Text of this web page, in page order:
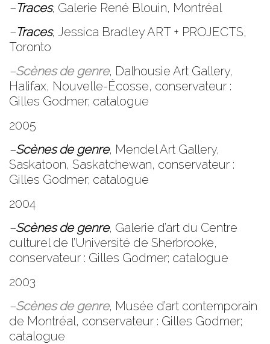
–Traces, Galerie René Blouin, Montréal
–Traces, Jessica Bradley ART + PROJECTS,
Toronto
–Scènes de genre, Dalhousie Art Gallery,
Halifax, Nouvelle-Écosse, conservateur :
Gilles Godmer; catalogue
2005
–Scènes de genre, Mendel Art Gallery,
Saskatoon, Saskatchewan, conservateur :
Gilles Godmer; catalogue
2004
–Scènes de genre, Galerie d’art du Centre
culturel de l’Université de Sherbrooke,
conservateur : Gilles Godmer; catalogue
2003
–Scènes de genre, Musée d’art contemporain
de Montréal, conservateur : Gilles Godmer;
catalogue